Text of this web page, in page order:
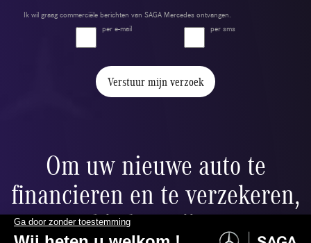
Ik wil graag commerciële berichten van SAGA Mercedes ontvangen.
per e-mail
per sms
Verstuur mijn verzoek
Om uw nieuwe auto te
financieren en te verzekeren,
bieden wij u: